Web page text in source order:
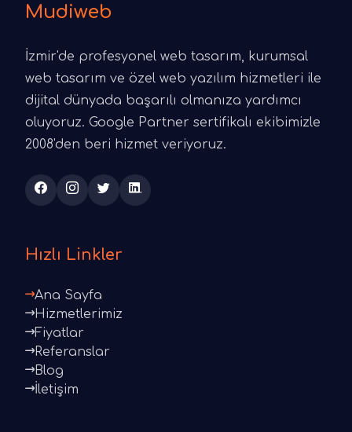
Mudiweb
İzmir'de profesyonel web tasarım, kurumsal
web tasarım ve özel web yazılım hizmetleri ile
dijital dünyada başarılı olmanıza yardımcı
oluyoruz. Google Partner sertifikalı ekibimizle
2008'den beri hizmet veriyoruz.
Hızlı Linkler
Ana Sayfa
Hizmetlerimiz
Fiyatlar
Referanslar
Blog
İletişim